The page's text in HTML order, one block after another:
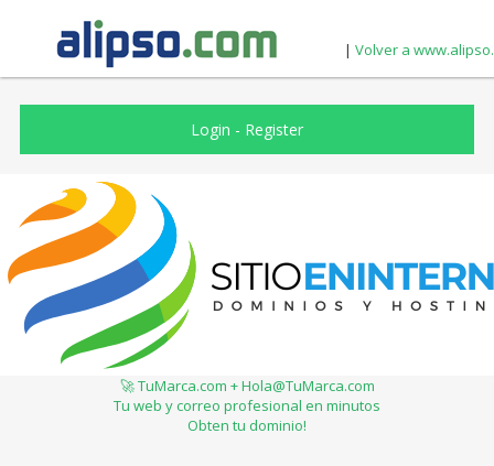
| Volver a
Login - Register
🚀 TuMarca.com + Hola@TuMarca.com
Tu web y correo profesional en minutos
Obten tu dominio!